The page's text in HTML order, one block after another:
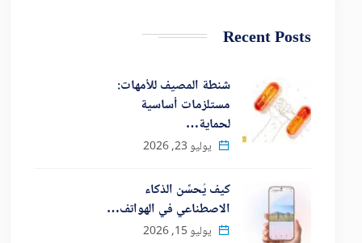
Recent Posts
شنطة المصيف للأمهات:
مستلزمات أساسية
لحماية…
يوليو 23, 2026
كيف يُحسِّن الذكاء
الاصطناعي في الهواتف…
يوليو 15, 2026